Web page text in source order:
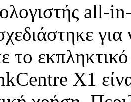
all-
το
X1